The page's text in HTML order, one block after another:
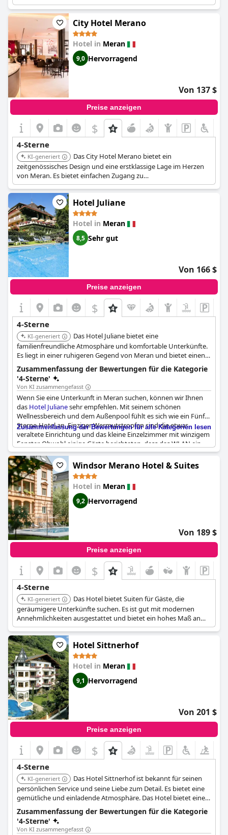
verbessern das Gästeerlebnis.
City Hotel Merano
Hotel in Meran
9,0 Hervorragend
Von 137 $
Preise anzeigen
$
4-Sterne
KI-generiert
Das City Hotel Merano bietet ein
zeitgenössisches Design und eine erstklassige Lage im Herzen
von Meran. Es bietet einfachen Zugang zu
Einkaufsmöglichkeiten, Restaurants und kulturellen
Einrichtungen. Das Hotel ist ideal für Gäste, die ein modernes
und bequemes Stadterlebnis suchen.
Hotel Juliane
Hotel in Meran
8,5 Sehr gut
Von 166 $
Preise anzeigen
$
4-Sterne
KI-generiert
Das Hotel Juliane bietet eine
familienfreundliche Atmosphäre und komfortable Unterkünfte.
Es liegt in einer ruhigeren Gegend von Meran und bietet einen
friedlichen Aufenthalt. Das Hotel ist für Gäste geeignet, die eine
entspannte Umgebung abseits des belebten Stadtzentrums
suchen.
Zusammenfassung der Bewertungen für die Kategorie
'4-Sterne'
Von KI zusammengefasst
Wenn Sie eine Unterkunft in Meran suchen, können wir Ihnen
das Hotel Julianesehr empfehlen. Mit seinem schönen
Wellnessbereich und dem Außenpool fühlt es sich wie ein Fünf-
Sterne-Hotel an. Einziger Wermutstropfen sind die etwas
veraltete Einrichtung und das kleine Einzelzimmer mit winzigem
Fenster. Obwohl einige Gäste berichteten, dass das WLAN ein
wenig instabil war, waren die Einrichtungen und der Service
insgesamt erstklassig. Einige der Badezimmer könnten zwar
eine kleine Renovierung vertragen, aber das hat den
Gesamteindruck nicht beeinträchtigt. Lassen Sie sich von ein
paar negativen Kommentaren nicht abschrecken, das
Julianeist definitiv einen Besuch wert!
Zusammenfassung der Bewertungen für alle Kategorien lesen
Windsor Merano Hotel & Suites
Hotel in Meran
9,2 Hervorragend
Von 189 $
Preise anzeigen
$
4-Sterne
KI-generiert
Das Hotel bietet Suiten für Gäste, die
geräumigere Unterkünfte suchen. Es ist gut mit modernen
Annehmlichkeiten ausgestattet und bietet ein hohes Maß an
Komfort. Seine Lage bietet einfachen Zugang zu den
Sehenswürdigkeiten der Stadt.
Hotel Sittnerhof
Hotel in Meran
9,1 Hervorragend
Von 201 $
Preise anzeigen
$
4-Sterne
KI-generiert
Das Hotel Sittnerhof ist bekannt für seinen
persönlichen Service und seine Liebe zum Detail. Es bietet eine
gemütliche und einladende Atmosphäre. Das Hotel bietet einen
komfortablen Aufenthalt mit einfachem Zugang zu den
Hauptattraktionen der Stadt.
Zusammenfassung der Bewertungen für die Kategorie
'4-Sterne'
Von KI zusammengefasst